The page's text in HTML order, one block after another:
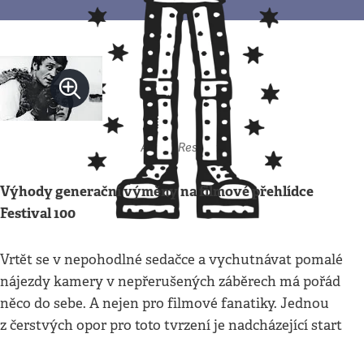
Autor: Respekt
Výhody generační výměny na filmové přehlídce
Festival 100
Vrtět se v nepohodlné sedačce a vychutnávat pomalé
nájezdy kamery v nepřerušených záběrech má pořád
něco do sebe. A nejen pro filmové fanatiky. Jednou
z čerstvých opor pro toto tvrzení je nadcházející start